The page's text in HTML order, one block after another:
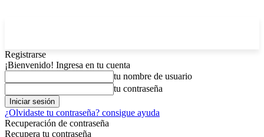
Registrarse
¡Bienvenido! Ingresa en tu cuenta
tu nombre de usuario
tu contraseña
¿Olvidaste tu contraseña? consigue ayuda
Recuperación de contraseña
Recupera tu contraseña